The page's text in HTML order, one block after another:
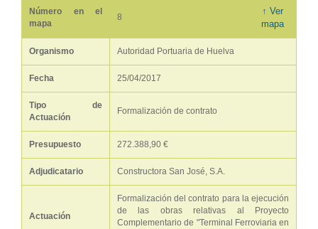
Número en el
mapa
8
↑ Ver
mapa
Organismo Autoridad Portuaria de Huelva
Fecha 25/04/2017
Tipo de
Actuación
Formalización de contrato
Presupuesto 272.388,90 €
Adjudicatario Constructora San José, S.A.
Actuación
Formalización del contrato para la ejecución
de las obras relativas al Proyecto
Complementario de "Terminal Ferroviaria en